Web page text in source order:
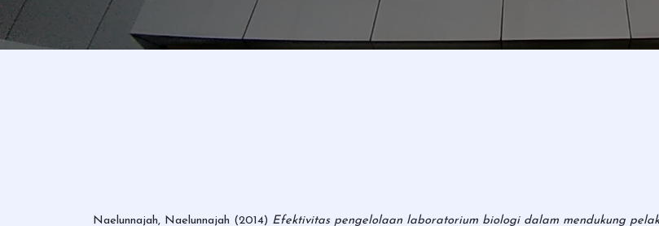
Naelunnajah, Naelunnajah (2014) Efektivitas pengelolaan laboratorium biologi dalam mendukung